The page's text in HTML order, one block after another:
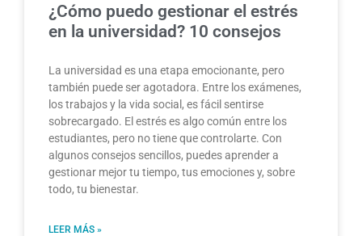
¿Cómo puedo gestionar el estrés
en la universidad? 10 consejos
La universidad es una etapa emocionante, pero
también puede ser agotadora. Entre los exámenes,
los trabajos y la vida social, es fácil sentirse
sobrecargado. El estrés es algo común entre los
estudiantes, pero no tiene que controlarte. Con
algunos consejos sencillos, puedes aprender a
gestionar mejor tu tiempo, tus emociones y, sobre
todo, tu bienestar.
LEER MÁS »